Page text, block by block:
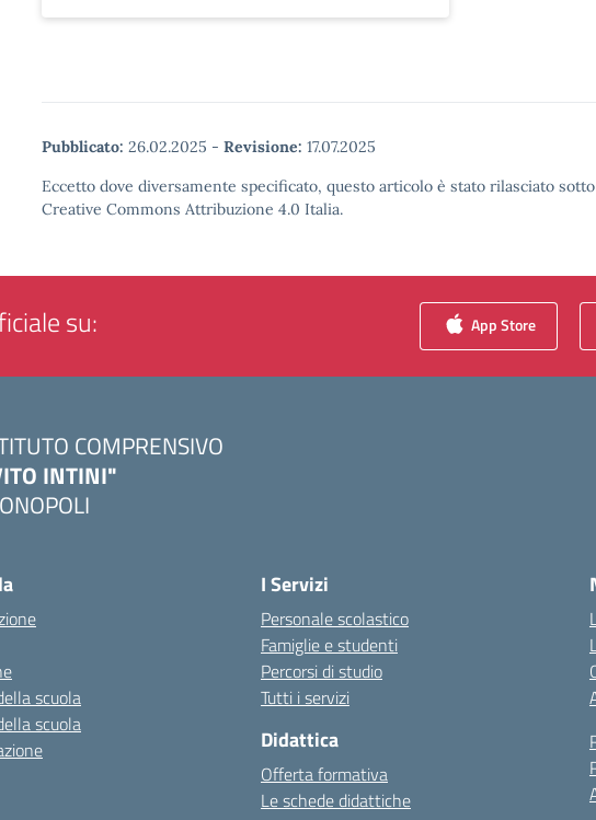
Pubblicato: 26.02.2025 - Revisione: 17.07.2025
Eccetto dove diversamente specificato, questo articolo è stato rilasciato
Creative Commons Attribuzione 4.0 Italia.
su: App Store
COMPRENSIVO
INTINI"
scuola
scuola
I Servizi
Personale scolastico
Famiglie e studenti
Percorsi di studio
Tutti i servizi
Didattica
Offerta formativa
Le schede didattiche